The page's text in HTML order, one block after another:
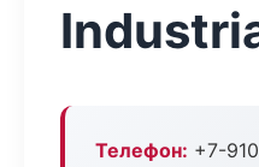
Телефон: +7-